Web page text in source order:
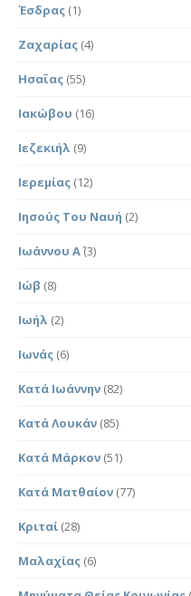
Έσδρας (1)
Ζαχαρίας (4)
Ησαΐας (55)
Ιακώβου (16)
Ιεζεκιήλ (9)
Ιερεμίας (12)
Ιησούς Του Ναυή (2)
Ιωάννου Α΄(3)
Ιώβ (8)
Ιωήλ (2)
Ιωνάς (6)
Κατά Ιωάννην (82)
Κατά Λουκάν (85)
Κατά Μάρκον (51)
Κατά Ματθαίον (77)
Κριταί (28)
Μαλαχίας (6)